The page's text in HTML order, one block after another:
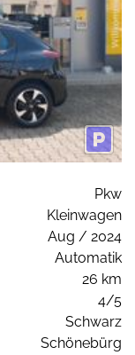
Pkw
Kleinwagen
Aug / 2024
Automatik
26 km
4/5
Schwarz
Schönebürg